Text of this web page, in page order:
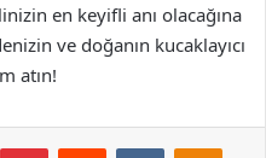
en keyifli anı olacağına
ve doğanın kucaklayıcı
atın!
PinterestReddit VKontakte